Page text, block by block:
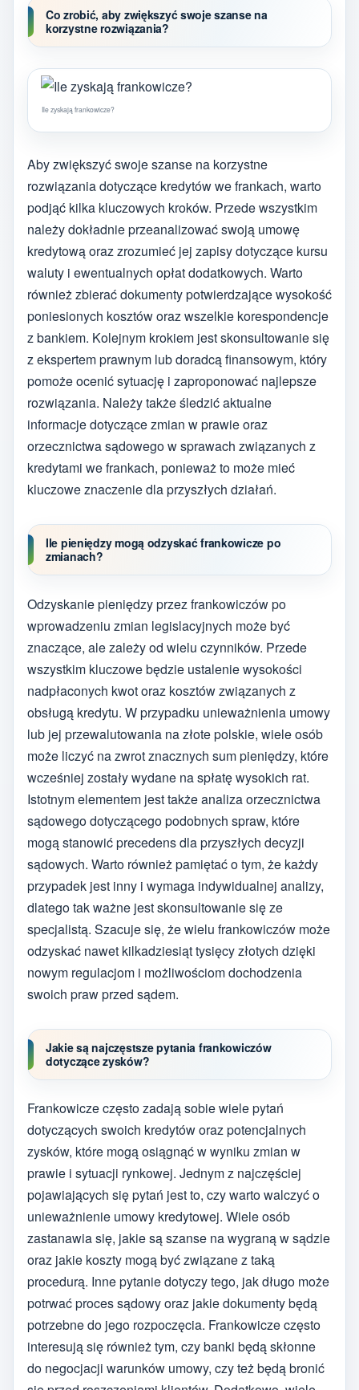
Co zrobić, aby zwiększyć swoje szanse na
korzystne rozwiązania?
Ile zyskają frankowicze?
Aby zwiększyć swoje szanse na korzystne
rozwiązania dotyczące kredytów we frankach, warto
podjąć kilka kluczowych kroków. Przede wszystkim
należy dokładnie przeanalizować swoją umowę
kredytową oraz zrozumieć jej zapisy dotyczące kursu
waluty i ewentualnych opłat dodatkowych. Warto
również zbierać dokumenty potwierdzające wysokość
poniesionych kosztów oraz wszelkie korespondencje
z bankiem. Kolejnym krokiem jest skonsultowanie się
z ekspertem prawnym lub doradcą finansowym, który
pomoże ocenić sytuację i zaproponować najlepsze
rozwiązania. Należy także śledzić aktualne
informacje dotyczące zmian w prawie oraz
orzecznictwa sądowego w sprawach związanych z
kredytami we frankach, ponieważ to może mieć
kluczowe znaczenie dla przyszłych działań.
Ile pieniędzy mogą odzyskać frankowicze po
zmianach?
Odzyskanie pieniędzy przez frankowiczów po
wprowadzeniu zmian legislacyjnych może być
znaczące, ale zależy od wielu czynników. Przede
wszystkim kluczowe będzie ustalenie wysokości
nadpłaconych kwot oraz kosztów związanych z
obsługą kredytu. W przypadku unieważnienia umowy
lub jej przewalutowania na złote polskie, wiele osób
może liczyć na zwrot znacznych sum pieniędzy, które
wcześniej zostały wydane na spłatę wysokich rat.
Istotnym elementem jest także analiza orzecznictwa
sądowego dotyczącego podobnych spraw, które
mogą stanowić precedens dla przyszłych decyzji
sądowych. Warto również pamiętać o tym, że każdy
przypadek jest inny i wymaga indywidualnej analizy,
dlatego tak ważne jest skonsultowanie się ze
specjalistą. Szacuje się, że wielu frankowiczów może
odzyskać nawet kilkadziesiąt tysięcy złotych dzięki
nowym regulacjom i możliwościom dochodzenia
swoich praw przed sądem.
Jakie są najczęstsze pytania frankowiczów
dotyczące zysków?
Frankowicze często zadają sobie wiele pytań
dotyczących swoich kredytów oraz potencjalnych
zysków, które mogą osiągnąć w wyniku zmian w
prawie i sytuacji rynkowej. Jednym z najczęściej
pojawiających się pytań jest to, czy warto walczyć o
unieważnienie umowy kredytowej. Wiele osób
zastanawia się, jakie są szanse na wygraną w sądzie
oraz jakie koszty mogą być związane z taką
procedurą. Inne pytanie dotyczy tego, jak długo może
potrwać proces sądowy oraz jakie dokumenty będą
potrzebne do jego rozpoczęcia. Frankowicze często
interesują się również tym, czy banki będą skłonne
do negocjacji warunków umowy, czy też będą bronić